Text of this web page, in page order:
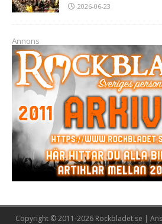
2026-06-23
Annons
Copyright © 2011-2026 Rockbladet.se |